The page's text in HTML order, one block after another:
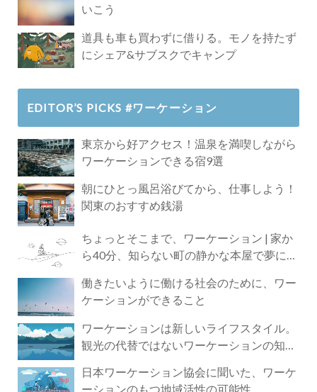
いこう
道具も車も買わずに借りる。モノを持たず
にシェア&サブスクでキャンプ
EDITOR’S PICKS #ワーケーション
東京から好アクセス！温泉を満喫しながら
ワーケーションできる宿9選
朝にひとっ風呂浴びてから、仕事しよう！
関東のおすすめ銭湯
ちょっとそこまで、ワーケーション | 家か
ら40分、知らない町の静かな本屋で夢に近
働きたいように働ける社会のために、ワー
ケーションができること
ワーケーションは新しいライフスタイル。
観光の代替ではないワーケーションの知ら
日本ワーケーション協会に聞いた、ワーケ
ーションのもつ地域活性の可能性